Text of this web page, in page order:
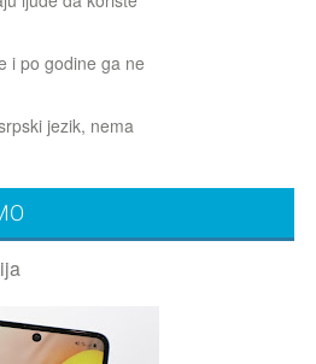
i po godine ga ne
jezik, nema